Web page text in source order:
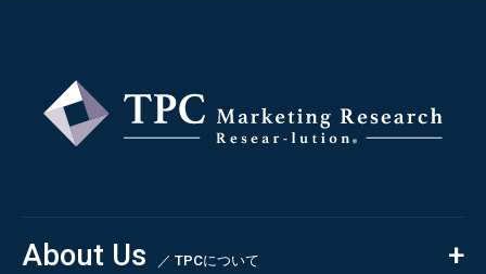
About Us ／ TPCについて